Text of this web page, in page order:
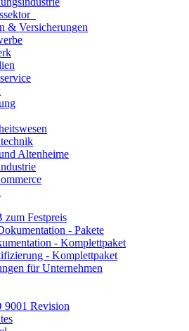
& Versicherungen
Altenheime
Festpreis
- Pakete
- Komplettpaket
- Komplettpaket
für Unternehmen
9001 Revision